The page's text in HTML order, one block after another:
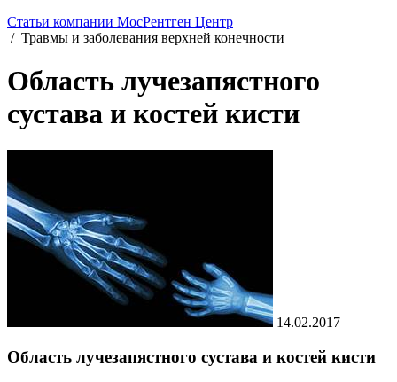
Статьи компании МосРентген Центр
/ Травмы и заболевания верхней конечности
Область лучезапястного
сустава и костей кисти
14.02.2017
Область лучезапястного сустава и костей кисти